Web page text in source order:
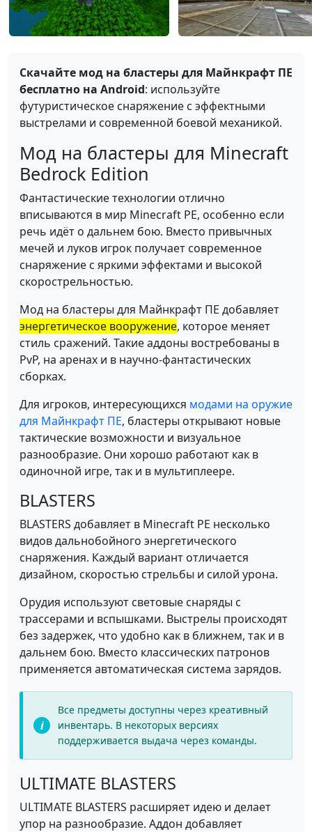
Скачайте мод на бластеры для Майнкрафт ПЕ
бесплатно на Android: используйте
футуристическое снаряжение с эффектными
выстрелами и современной боевой механикой.
Мод на бластеры для Minecraft
Bedrock Edition
Фантастические технологии отлично
вписываются в мир Minecraft PE, особенно если
речь идёт о дальнем бою. Вместо привычных
мечей и луков игрок получает современное
снаряжение с яркими эффектами и высокой
скорострельностью.
Мод на бластеры для Майнкрафт ПЕ добавляет
энергетическое вооружение, которое меняет
стиль сражений. Такие аддоны востребованы в
PvP, на аренах и в научно-фантастических
сборках.
Для игроков, интересующихся модами на оружие
для Майнкрафт ПЕ, бластеры открывают новые
тактические возможности и визуальное
разнообразие. Они хорошо работают как в
одиночной игре, так и в мультиплеере.
BLASTERS
BLASTERS добавляет в Minecraft PE несколько
видов дальнобойного энергетического
снаряжения. Каждый вариант отличается
дизайном, скоростью стрельбы и силой урона.
Орудия используют световые снаряды с
трассерами и вспышками. Выстрелы происходят
без задержек, что удобно как в ближнем, так и в
дальнем бою. Вместо классических патронов
применяется автоматическая система зарядов.
Все предметы доступны через креативный
инвентарь. В некоторых версиях
поддерживается выдача через команды.
ULTIMATE BLASTERS
ULTIMATE BLASTERS расширяет идею и делает
упор на разнообразие. Аддон добавляет